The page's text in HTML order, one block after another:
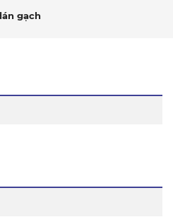
gạch